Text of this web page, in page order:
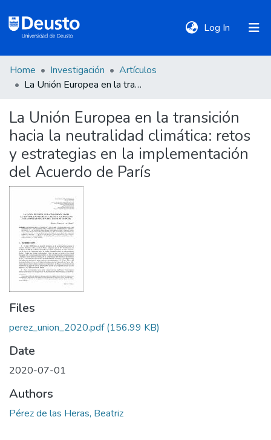
Log In (current)
DeustoTeka
Communities
&
Collections
All of DSpace
Statistics
Policies
Home Investigación
Artículos
La Unión Europea en la transición hacia la neutralidad climática: retos y estrategias en la implementación del Acuerdo de París
La Unión Europea en la transición
hacia la neutralidad climática: retos
y estrategias en la implementación
del Acuerdo de París
Files
perez_union_2020.pdf(156.99 KB)
Date
2020-07-01
Authors
Pérez de las Heras, Beatriz